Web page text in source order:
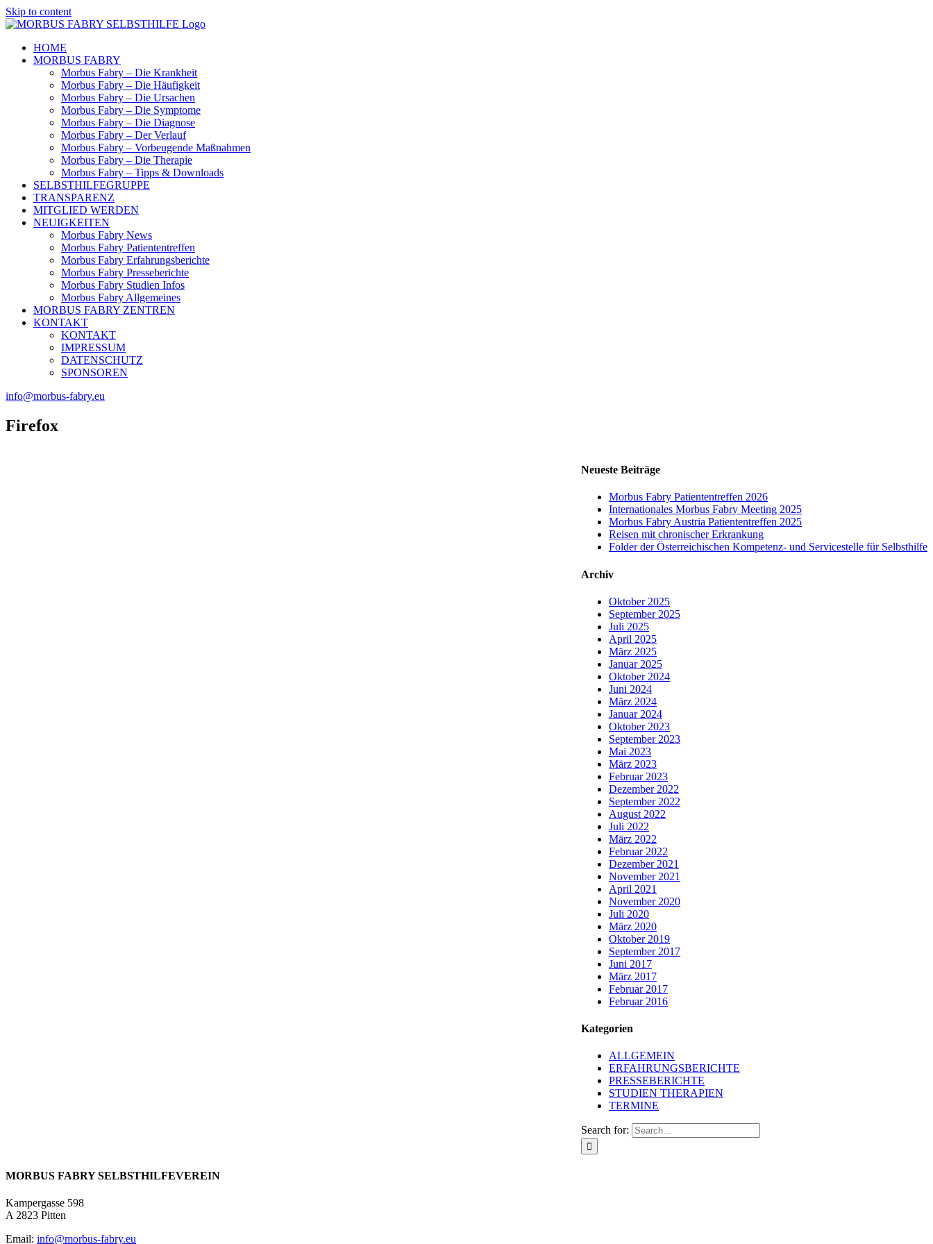
Skip to content
HOME
MORBUS FABRY
Morbus Fabry – Die Krankheit
Morbus Fabry – Die Häufigkeit
Morbus Fabry – Die Ursachen
Morbus Fabry – Die Symptome
Morbus Fabry – Die Diagnose
Morbus Fabry – Der Verlauf
Morbus Fabry – Vorbeugende Maßnahmen
Morbus Fabry – Die Therapie
Morbus Fabry – Tipps & Downloads
SELBSTHILFEGRUPPE
TRANSPARENZ
MITGLIED WERDEN
NEUIGKEITEN
Morbus Fabry News
Morbus Fabry Patiententreffen
Morbus Fabry Erfahrungsberichte
Morbus Fabry Presseberichte
Morbus Fabry Studien Infos
Morbus Fabry Allgemeines
MORBUS FABRY ZENTREN
KONTAKT
KONTAKT
IMPRESSUM
DATENSCHUTZ
SPONSOREN
info@morbus-fabry.eu
Firefox
Neueste Beiträge
Morbus Fabry Patiententreffen 2026
Internationales Morbus Fabry Meeting 2025
Morbus Fabry Austria Patiententreffen 2025
Reisen mit chronischer Erkrankung
Folder der Österreichischen Kompetenz- und Servicestelle für Selbsthilfe
Archiv
Oktober 2025
September 2025
Juli 2025
April 2025
März 2025
Januar 2025
Oktober 2024
Juni 2024
März 2024
Januar 2024
Oktober 2023
September 2023
Mai 2023
März 2023
Februar 2023
Dezember 2022
September 2022
August 2022
Juli 2022
März 2022
Februar 2022
Dezember 2021
November 2021
April 2021
November 2020
Juli 2020
März 2020
Oktober 2019
September 2017
Juni 2017
März 2017
Februar 2017
Februar 2016
Kategorien
ALLGEMEIN
ERFAHRUNGSBERICHTE
PRESSEBERICHTE
STUDIEN THERAPIEN
TERMINE
Search for:
MORBUS FABRY SELBSTHILFEVEREIN
Kampergasse 598
A 2823 Pitten
Email: info@morbus-fabry.eu